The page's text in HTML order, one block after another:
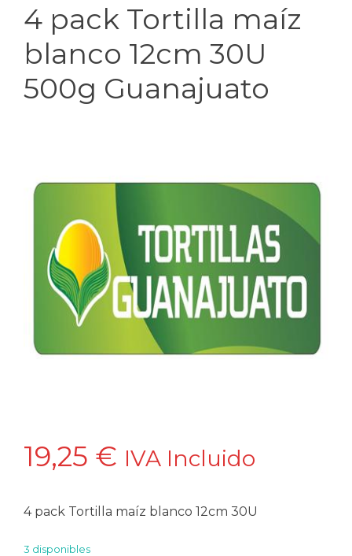
4 pack Tortilla maíz
blanco 12cm 30U
500g Guanajuato
19,25 € IVA Incluido
4 pack Tortilla maíz blanco 12cm 30U
3 disponibles